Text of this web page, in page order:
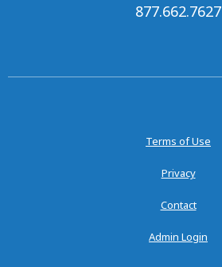
877.662.7627
Terms of Use
Privacy
Contact
Admin Login